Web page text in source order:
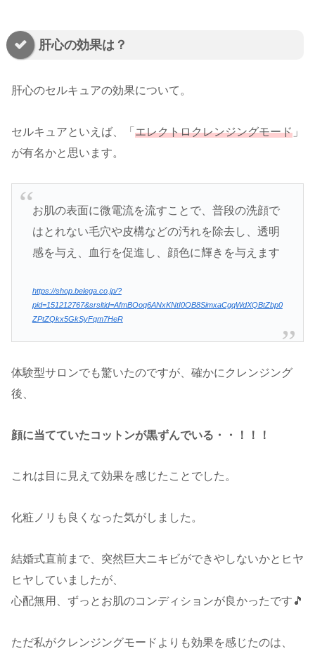
肝心の効果は？
肝心のセルキュアの効果について。
セルキュアといえば、「 エレクトロクレンジングモード 」
が有名かと思います。
お肌の表面に微電流を流すことで、普段の洗顔で
はとれない毛穴や皮構などの汚れを除去し、透明
感を与え、血行を促進し、顔色に輝きを与えます
https://shop.belega.co.jp/?
pid=151212767&srsltid=AfmBOoq6ANxKNtI0OB8SimxaCgqWdXQBtZbp0
ZPtZQkx5GkSyFqm7HeR
体験型サロンでも驚いたのですが、確かにクレンジング
後、
顔に当てていたコットンが黒ずんでいる・・！！！
これは目に見えて効果を感じたことでした。
化粧ノリも良くなった気がしました。
結婚式直前まで、突然巨大ニキビができやしないかとヒヤ
ヒヤしていましたが、
心配無用、ずっとお肌のコンディションが良かったです🎵
ただ私がクレンジングモードよりも効果を感じたのは、